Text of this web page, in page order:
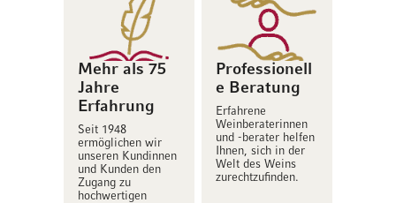
Mehr als 75
Jahre
Erfahrung
Seit 1948
ermöglichen wir
unseren Kundinnen
und Kunden den
Zugang zu
hochwertigen
Professionell
e Beratung
Erfahrene
Weinberaterinnen
und -berater helfen
Ihnen, sich in der
Welt des Weins
zurechtzufinden.